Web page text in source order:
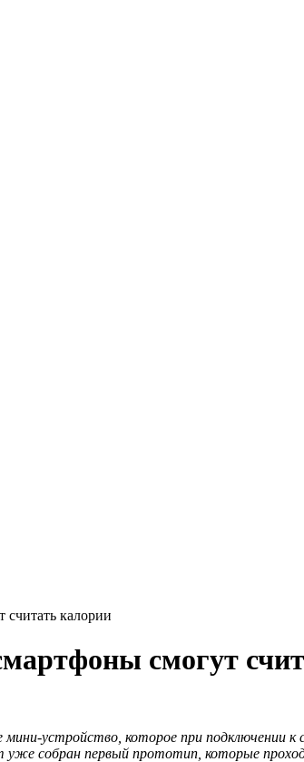
калории
смогут
устройство, которое при подключении
собран первый прототип, которые